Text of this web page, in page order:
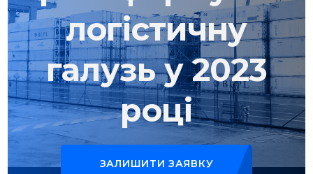
логістичну
галузь у 2023
році
ЗАЛИШИТИ ЗАЯВКУ